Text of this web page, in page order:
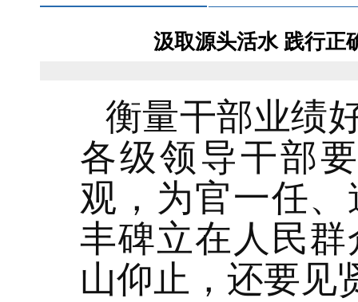
汲取源头活水 践行正
衡量干部业绩
各级领导干部
观，为官一任
丰碑立在人民
山仰止，还要见